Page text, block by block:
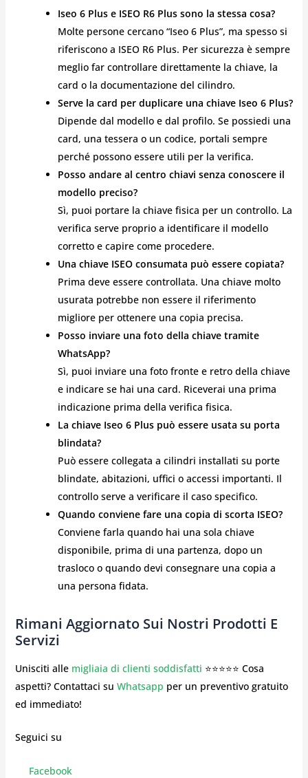
Iseo 6 Plus e ISEO R6 Plus sono la stessa cosa?
Molte persone cercano “Iseo 6 Plus”, ma spesso si
riferiscono a ISEO R6 Plus. Per sicurezza è sempre
meglio far controllare direttamente la chiave, la
card o la documentazione del cilindro.
Serve la card per duplicare una chiave Iseo 6 Plus?
Dipende dal modello e dal profilo. Se possiedi una
card, una tessera o un codice, portali sempre
perché possono essere utili per la verifica.
Posso andare al centro chiavi senza conoscere il
modello preciso?
Sì, puoi portare la chiave fisica per un controllo. La
verifica serve proprio a identificare il modello
corretto e capire come procedere.
Una chiave ISEO consumata può essere copiata?
Prima deve essere controllata. Una chiave molto
usurata potrebbe non essere il riferimento
migliore per ottenere una copia precisa.
Posso inviare una foto della chiave tramite
WhatsApp?
Sì, puoi inviare una foto fronte e retro della chiave
e indicare se hai una card. Riceverai una prima
indicazione prima della verifica fisica.
La chiave Iseo 6 Plus può essere usata su porta
blindata?
Può essere collegata a cilindri installati su porte
blindate, abitazioni, uffici o accessi importanti. Il
controllo serve a verificare il caso specifico.
Quando conviene fare una copia di scorta ISEO?
Conviene farla quando hai una sola chiave
disponibile, prima di una partenza, dopo un
trasloco o quando devi consegnare una copia a
una persona fidata.
Rimani Aggiornato Sui Nostri Prodotti E
Servizi
Unisciti alle migliaia di clienti soddisfatti ⭐⭐⭐⭐⭐ Cosa
aspetti? Contattaci su Whatsapp per un preventivo gratuito
ed immediato!
Seguici su
Facebook